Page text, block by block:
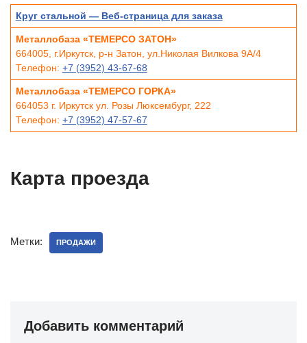
Круг стальной — Веб-страница для заказа
Металлобаза «ТЕМЕРСО ЗАТОН»
664005, г.Иркутск, р-н Затон, ул.Николая Вилкова 9А/4
Телефон: +7 (3952) 43-67-68
Металлобаза «ТЕМЕРСО ГОРКА»
664053 г. Иркутск ул. Розы Люксембург, 222
Телефон: +7 (3952) 47-57-67
Карта проезда
Метки: ПРОДАЖИ
Добавить комментарий